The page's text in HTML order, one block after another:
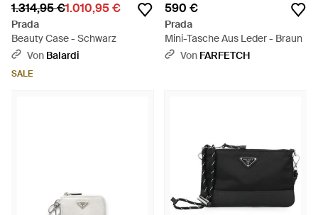
1.314,95 €1.010,95 €
Prada
Beauty Case - Schwarz
Von Balardi
SALE
590 €
Prada
Mini-Tasche Aus Leder - Braun
Von FARFETCH